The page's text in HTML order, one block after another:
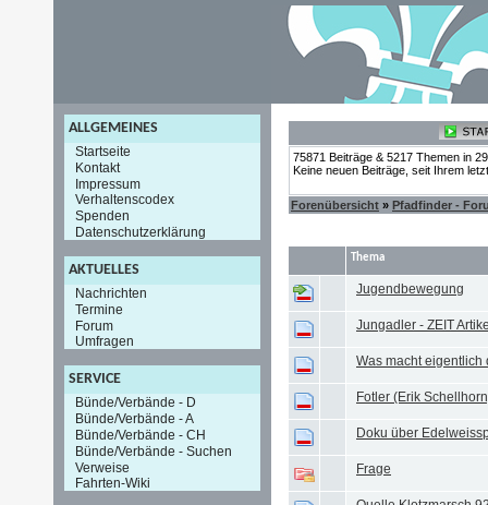
ALLGEMEINES
Startseite
Kontakt
Impressum
Verhaltenscodex
Spenden
Datenschutzerklärung
AKTUELLES
Nachrichten
Termine
Forum
Umfragen
SERVICE
Bünde/Verbände - D
Bünde/Verbände - A
Bünde/Verbände - CH
Bünde/Verbände - Suchen
Verweise
Fahrten-Wiki
75871 Beiträge & 5217 Themen in
Keine neuen Beiträge, seit Ihrem
Forenübersicht » Pfadfinder -
Thema
Jugendbewegung
Jungadler - ZEIT
Was macht
Fotler (Erik
Doku über
Frage